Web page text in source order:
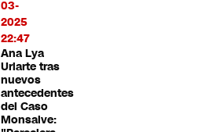
03-
2025
22:47
Ana Lya
Uriarte tras
nuevos
antecedentes
del Caso
Monsalve: